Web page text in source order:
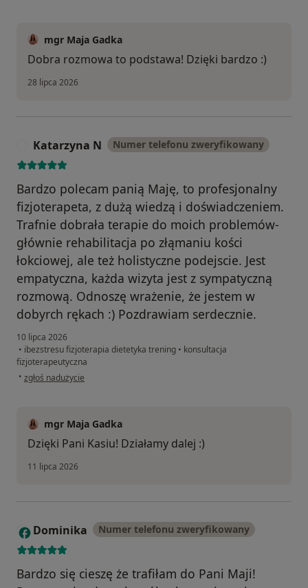
mgr Maja Gadka
Dobra rozmowa to podstawa! Dzięki bardzo :)
28 lipca 2026
Katarzyna N Numer telefonu zweryfikowany
Bardzo polecam panią Maję, to profesjonalny
fizjoterapeta, z dużą wiedzą i doświadczeniem.
Trafnie dobrała terapie do moich problemów-
głównie rehabilitacja po złąmaniu kości
łokciowej, ale też holistyczne podejscie. Jest
empatyczna, każda wizyta jest z sympatyczną
rozmową. Odnoszę wrażenie, że jestem w
dobyrch rękach :) Pozdrawiam serdecznie.
10 lipca 2026
• ibezstresu fizjoterapia dietetyka trening • konsultacja
fizjoterapeutyczna
• w opinii użytkownika Katarzyna N
zgłoś nadużycie
mgr Maja Gadka
Dzięki Pani Kasiu! Działamy dalej :)
11 lipca 2026
D Dominika Numer telefonu zweryfikowany
Bardzo się cieszę że trafiłam do Pani Maji!